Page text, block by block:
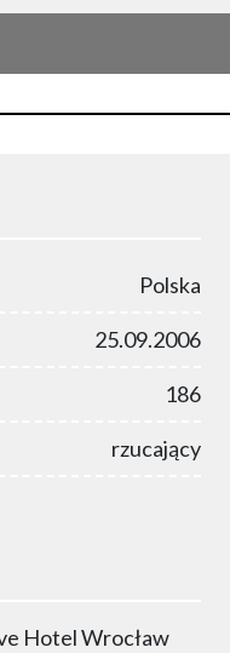
Polska
25.09.2006
186
rzucający
Hotel Wrocław